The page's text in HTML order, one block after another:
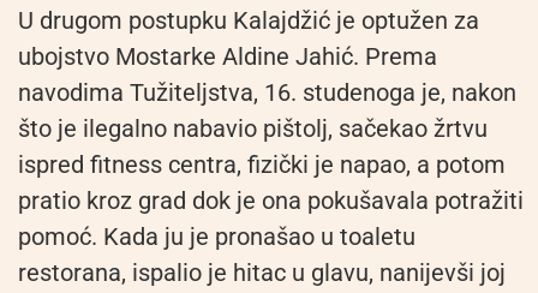
U drugom postupku Kalajdžić je optužen za
ubojstvo Mostarke Aldine Jahić. Prema
navodima Tužiteljstva, 16. studenoga je, nakon
što je ilegalno nabavio pištolj, sačekao žrtvu
ispred fitness centra, fizički je napao, a potom
pratio kroz grad dok je ona pokušavala potražiti
pomoć. Kada ju je pronašao u toaletu
restorana, ispalio je hitac u glavu, nanijevši joj